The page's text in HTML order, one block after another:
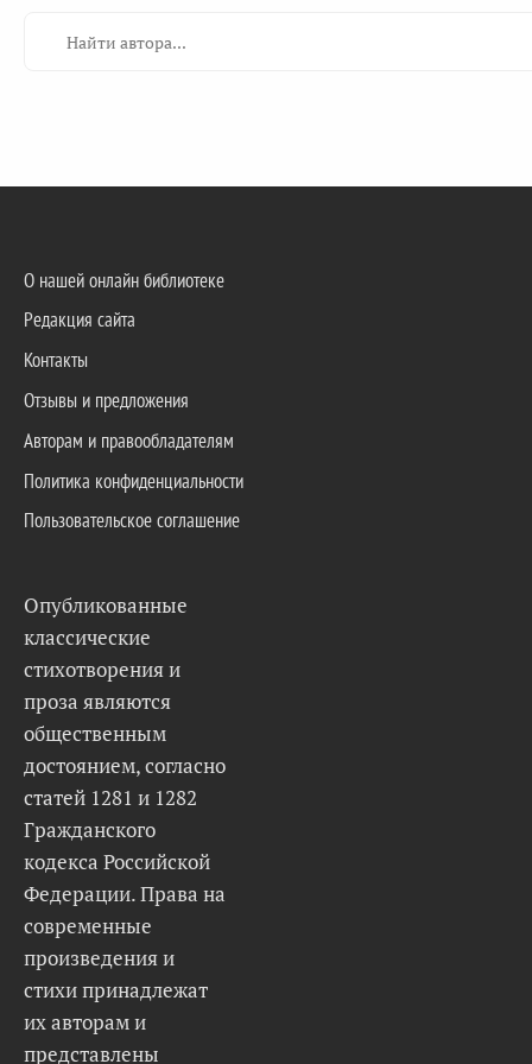
О нашей онлайн библиотеке
Редакция сайта
Контакты
Отзывы и предложения
Авторам и правообладателям
Политика конфиденциальности
Пользовательское соглашение
Опубликованные
классические
стихотворения и
проза являются
общественным
достоянием, согласно
статей 1281 и 1282
Гражданского
кодекса Российской
Федерации. Права на
современные
произведения и
стихи принадлежат
их авторам и
представлены